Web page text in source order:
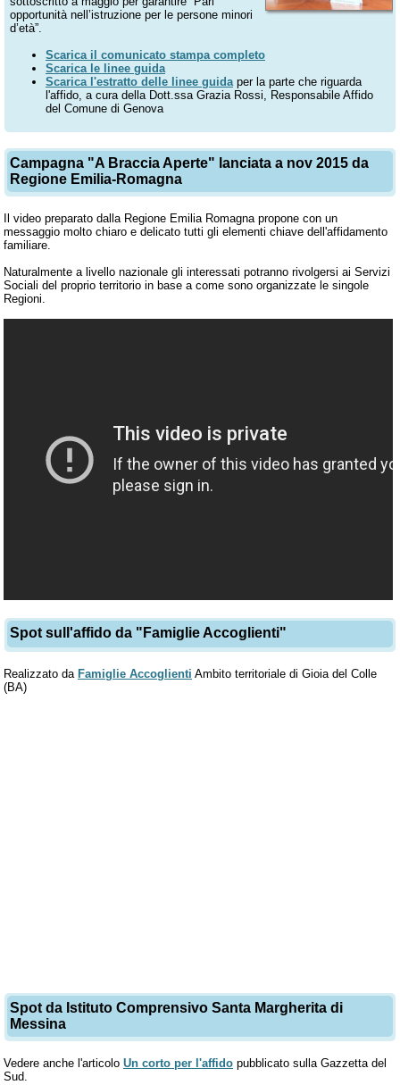
opportunità nell’istruzione per le persone minori
d’età”.
Scarica il comunicato stampa completo
Scarica le linee guida
Scarica l'estratto delle linee guidaper la parte che riguarda
l'affido, a cura della Dott.ssa Grazia Rossi, Responsabile Affido
del Comune di Genova
Campagna "A Braccia Aperte" lanciata a nov 2015 da
Regione Emilia-Romagna
Il video preparato dalla Regione Emilia Romagna propone con un
messaggio molto chiaro e delicato tutti gli elementi chiave dell'affidamento
familiare.
Naturalmente a livello nazionale gli interessati potranno rivolgersi ai Servizi
Sociali del proprio territorio in base a come sono organizzate le singole
Regioni.
Spot sull'affido da "Famiglie Accoglienti"
Realizzato da Famiglie Accoglienti Ambito territoriale di Gioia del Colle
(BA)
Spot da Istituto Comprensivo Santa Margherita di
Messina
Vedere anche l'articolo Un corto per l'affido pubblicato sulla Gazzetta del
Sud.